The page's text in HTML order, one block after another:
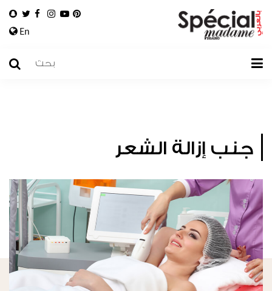
En
جنب إزالة الشعر